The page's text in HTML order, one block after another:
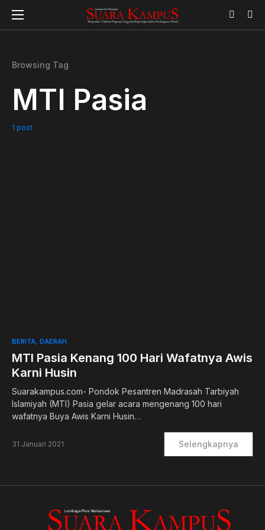
Browsing Tag
MTI Pasia
1 post
BERITA DAERAH
MTI Pasia Kenang 100 Hari Wafatnya Awis
Karni Husin
Suarakampus.com- Pondok Pesantren Madrasah Tarbiyah
Islamiyah (MTI) Pasia gelar acara mengenang 100 hari
wafatnya Buya Awis Karni Husin…
31 Januari 2021 Selengkapnya